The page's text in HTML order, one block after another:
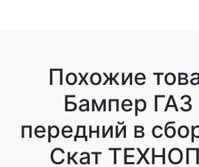
Похожие
Бампер ГАЗ
передний в
Скат